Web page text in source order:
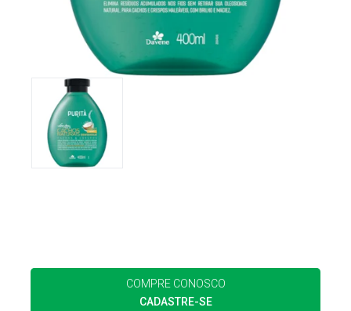
COMPRE CONOSCO
CADASTRE-SE